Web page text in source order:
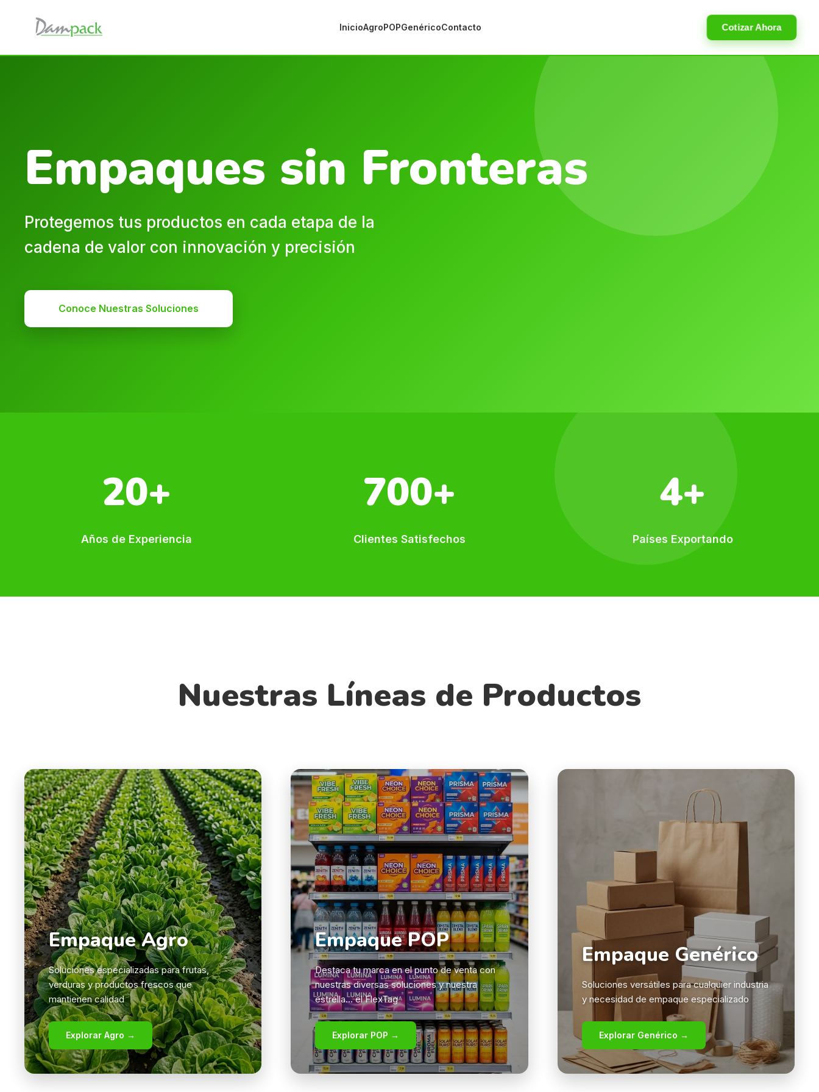
InicioAgroPOPGenéricoContacto Cotizar Ahora
Empaques sin Fronteras
Protegemos tus productos en cada etapa de la
cadena de valor con innovación y precisión
Conoce Nuestras Soluciones
20+
Años de Experiencia
700+
Clientes Satisfechos
4+
Países Exportando
Nuestras Líneas de Productos
Empaque Agro
Soluciones especializadas para frutas,
verduras y productos frescos que
mantienen calidad
Explorar Agro →
Empaque POP
Destaca tu marca en el punto de venta con
nuestras diversas soluciones y nuestra
estrella... el FlexTag
Explorar POP →
Empaque Genérico
Soluciones versátiles para cualquier industria
y necesidad de empaque especializado
Explorar Genérico →